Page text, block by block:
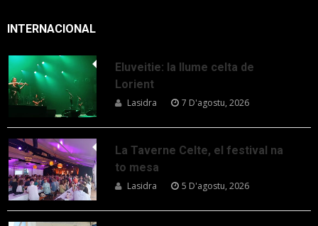
INTERNACIONAL
Eluveitie: la llume celta de
Lorient
Lasidra 7 D'agostu, 2026
La Taverne Celte, el festival na
to mesa
Lasidra 5 D'agostu, 2026